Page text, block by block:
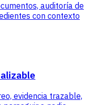
auditoría de
con contexto
evidencia trazable,